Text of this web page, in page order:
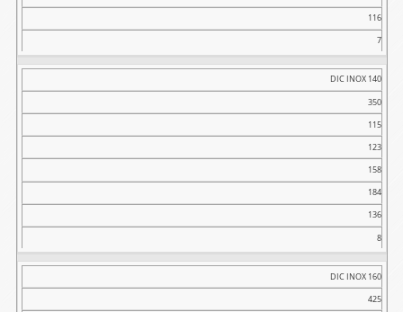
116
7
DIC INOX 140
350
115
123
158
184
136
8
DIC INOX 160
425